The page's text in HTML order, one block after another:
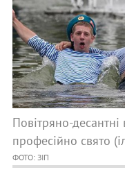
Повітряно-
професійно свято
ФОТО: ЗІП